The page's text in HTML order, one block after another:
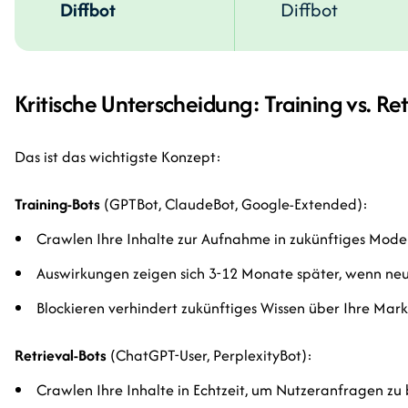
Diffbot Diffbot
Kritische Unterscheidung: Training vs.
Das ist das wichtigste Konzept:
Training-Bots (GPTBot, ClaudeBot, Google-Extended):
Crawlen Ihre Inhalte zur Aufnahme in zukünftiges
Auswirkungen zeigen sich 3-12 Monate später, wenn
Blockieren verhindert zukünftiges Wissen über Ihre
Retrieval-Bots (ChatGPT-User, PerplexityBot):
Crawlen Ihre Inhalte in Echtzeit, um Nutzeranfragen